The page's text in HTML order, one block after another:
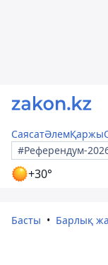
СаясатӘлемҚаржы
#Референдум-
+30°
Басты Барлық